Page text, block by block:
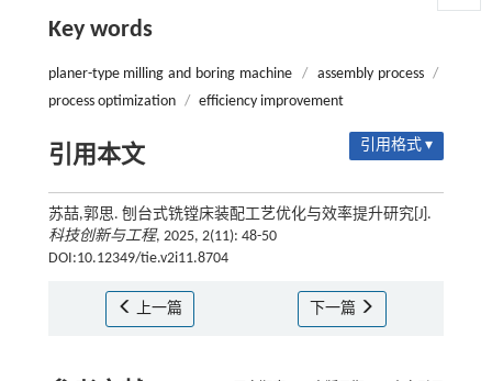
Key words
planer-type milling and boring machine / assembly process /
process optimization / efficiency improvement
引用本文 引用格式 ▾
苏喆,郭思. 刨台式铣镗床装配工艺优化与效率提升研究[J].
科技创新与工程, 2025, 2(11): 48-50
DOI:10.12349/tie.v2i11.8704
上一篇 下一篇